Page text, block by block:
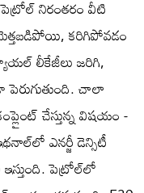
నిరంతరం వీటి
మెత్తబడిపోయి, కరిగిపోవడం
లీకేజీలు జరిగి,
చాలా
చేస్తున్న విషయం -
ఎనర్జీ డెన్సిటీ
ఇస్తుంది. పెట్రోల్‌లో